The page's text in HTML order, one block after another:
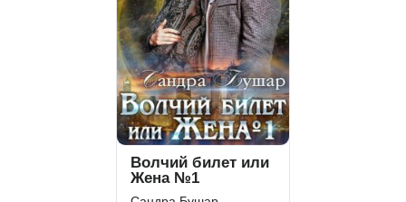
Волчий билет или
Жена №1